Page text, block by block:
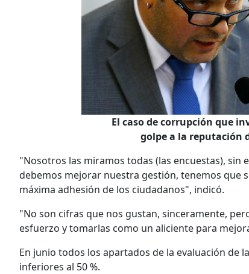
El caso de corrupción que
golpe a la reputación
"Nosotros las miramos todas (las encuestas), sin
debemos mejorar nuestra gestión, tenemos que
máxima adhesión de los ciudadanos", indicó.
"No son cifras que nos gustan, sinceramente,
esfuerzo y tomarlas como un aliciente para
En junio todos los apartados de la evaluación de
inferiores al 50 %.